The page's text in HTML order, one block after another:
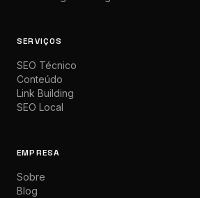
SERVIÇOS
SEO Técnico
Conteúdo
Link Building
SEO Local
EMPRESA
Sobre
Blog